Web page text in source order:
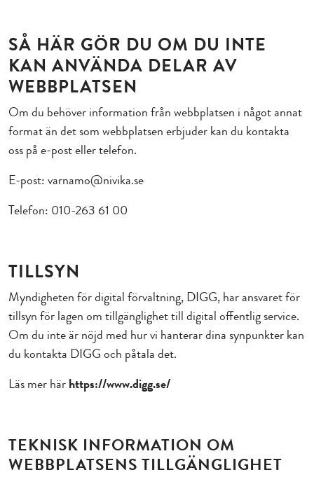
SÅ HÄR GÖR DU OM DU INTE
KAN ANVÄNDA DELAR AV
WEBBPLATSEN
Om du behöver information från webbplatsen i något annat
format än det som webbplatsen erbjuder kan du kontakta
oss på e-post eller telefon.
E-post: varnamo@nivika.se
Telefon: 010-263 61 00
TILLSYN
Myndigheten för digital förvaltning, DIGG, har ansvaret för
tillsyn för lagen om tillgänglighet till digital offentlig service.
Om du inte är nöjd med hur vi hanterar dina synpunkter kan
du kontakta DIGG och påtala det.
Läs mer härhttps://www.digg.se/
TEKNISK INFORMATION OM
WEBBPLATSENS TILLGÄNGLIGHET